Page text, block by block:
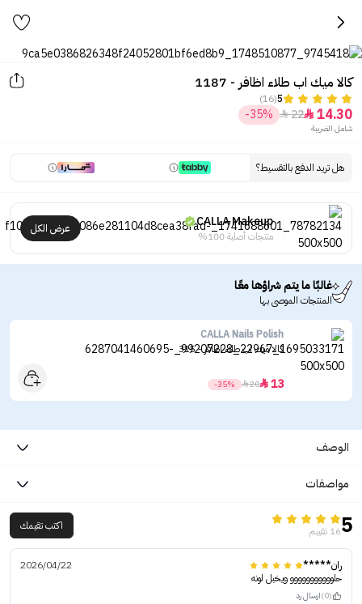
كالا ميك اب طلاء اظافر - 1187
5
(16)
14.30

22

-35%
شامل الضريبة
هل تريد الدفع بالتقسيط؟
CALLA Makeup
منتجات أصلية 100%
عرض الكل
غالبًا ما يتم شراؤها معًا
المنتجات الموصى بها
CALLA Nails Polish
كالا ميك اب طلاء اظافر - 315
13

20

-35%
الوصف
مواصفات
516 تقييم اكتب تقيمك
ران*****
2026/04/22
حلووووووووووو ويخبل لونه
(0) ارسال رد